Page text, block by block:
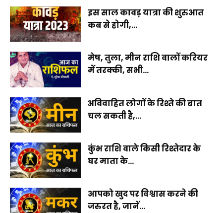
इस साल कावड़ यात्रा की शुरुआत
कब से होगी,...
मेष, तुला, मीन राशि वालों करियर
में तरक्की, सभी...
अविवाहित लोगों के रिश्ते की बात
चल सकती है,...
कुंभ राशि वाले किसी रिश्तेदार के
घर माता के...
आपको खुद पर विश्वास करने की
जरुरत है, जानें...